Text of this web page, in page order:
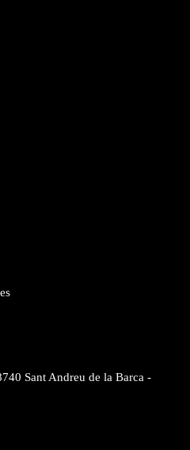
Sant Andreu de la Barca -